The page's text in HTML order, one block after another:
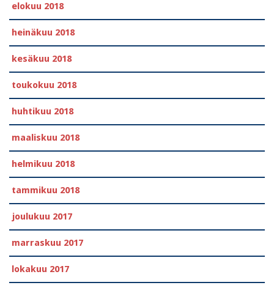
elokuu 2018
heinäkuu 2018
kesäkuu 2018
toukokuu 2018
huhtikuu 2018
maaliskuu 2018
helmikuu 2018
tammikuu 2018
joulukuu 2017
marraskuu 2017
lokakuu 2017